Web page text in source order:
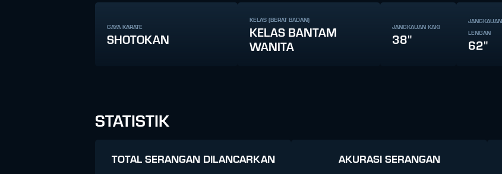
GAYA KARATE
SHOTOKAN
KELAS (BERAT BADAN)
KELAS BANTAM
WANITA
JANGKAUAN KAKI
38"
JANGKAUAN
LENGAN
62"
STATISTIK
TOTAL SERANGAN DILANCARKAN AKURASI SERANGAN